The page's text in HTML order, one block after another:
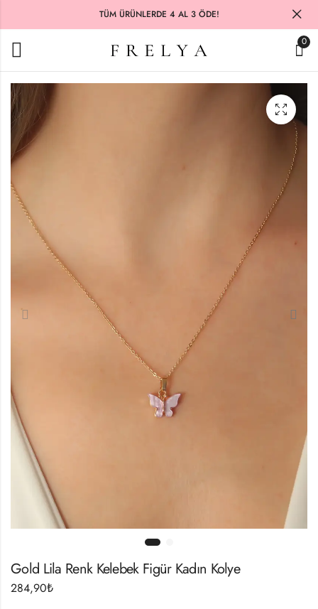
TÜM ÜRÜNLERDE 4 AL 3 ÖDE!
0
Gold Lila Renk Kelebek Figür Kadın Kolye
284,90₺